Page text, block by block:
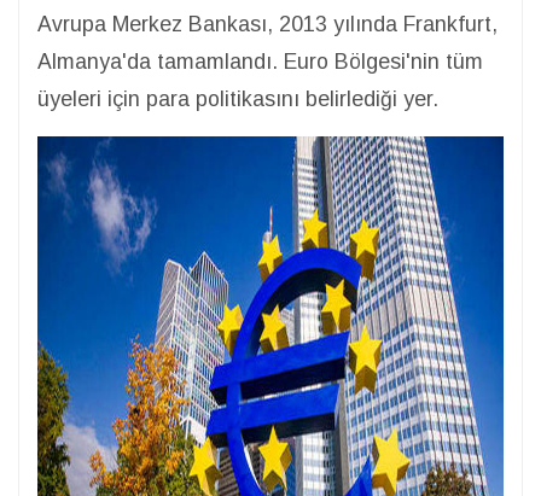
Avrupa Merkez Bankası, 2013 yılında Frankfurt,
Almanya'da tamamlandı. Euro Bölgesi'nin tüm
üyeleri için para politikasını belirlediği yer.